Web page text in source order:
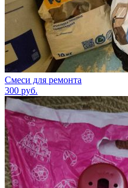
Смеси для ремонта
300 руб.